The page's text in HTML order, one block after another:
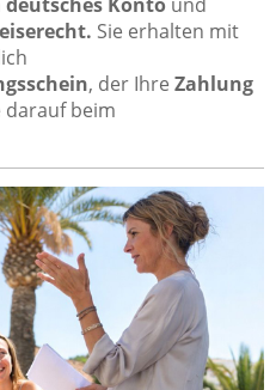
Sie erhalten mit
, der Ihre Zahlung
darauf beim